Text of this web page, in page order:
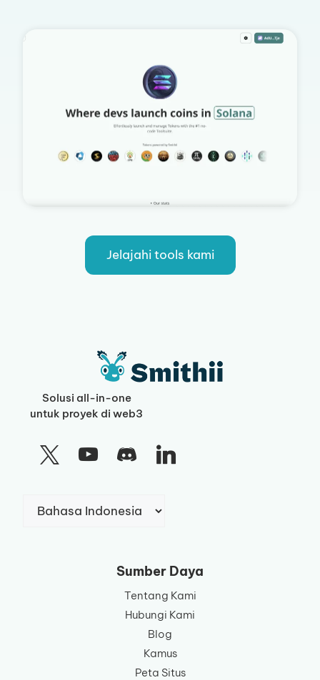
Jelajahi tools kami
Solusi all-in-one
untuk proyek di web3
sebuah
Sumber Daya
Tentang Kami
Hubungi Kami
Blog
Kamus
Peta Situs